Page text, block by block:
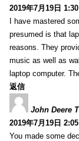
2019年7月19日
I have mastered
presumed is that
reasons. They
music as well as
laptop computer.
返信
John Deere
2019年7月19日
You made some